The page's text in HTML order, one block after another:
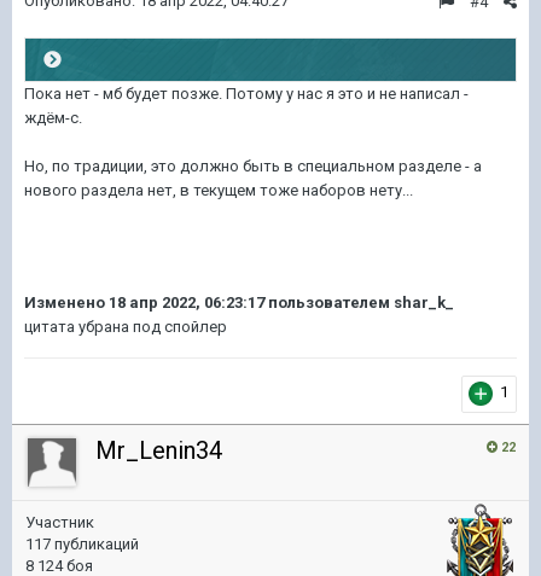
Пока нет - мб будет позже. Потому у нас я это и не написал -
ждём-с.
Но, по традиции, это должно быть в специальном разделе - а
нового раздела нет, в текущем тоже наборов нету...
Изменено 18 апр 2022, 06:23:17пользователем shar_k_
цитата убрана под спойлер
1
22
Mr_Lenin34
Участник
117 публикаций
8 124 боя